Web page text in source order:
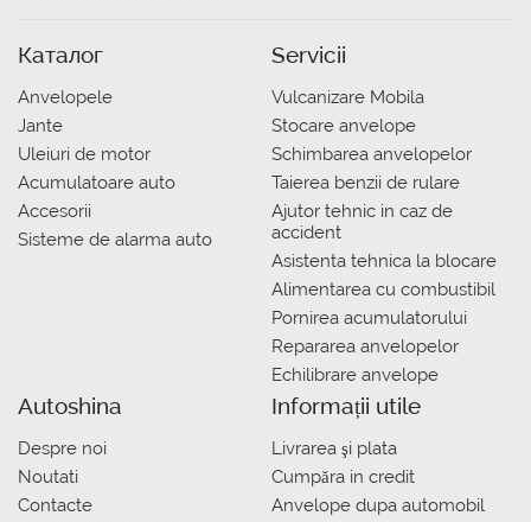
Каталог
Anvelopele
Jante
Uleiuri de motor
Acumulatoare auto
Accesorii
Sisteme de alarma auto
Servicii
Vulcanizare Mobila
Stocare anvelope
Schimbarea anvelopelor
Taierea benzii de rulare
Ajutor tehnic in caz de
accident
Asistenta tehnica la blocare
Alimentarea cu combustibil
Pornirea acumulatorului
Repararea anvelopelor
Echilibrare anvelope
Autoshina
Despre noi
Noutati
Contacte
Informații utile
Livrarea şi plata
Сumpăra in credit
Anvelope dupa automobil